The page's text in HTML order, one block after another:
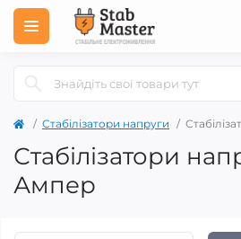
Стабілізатори напруги
Стабілізатори
Ампер